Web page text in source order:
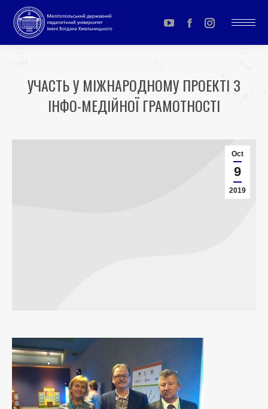
YouTube
page
in
new
Facebook
page
in
new
Instagram
page
in
new
УЧАСТЬ У МІЖНАРОДНОМУ ПРОЕКТІ З
ІНФО-МЕДІЙНОЇ ГРАМОТНОСТІ
Oct
9
2019